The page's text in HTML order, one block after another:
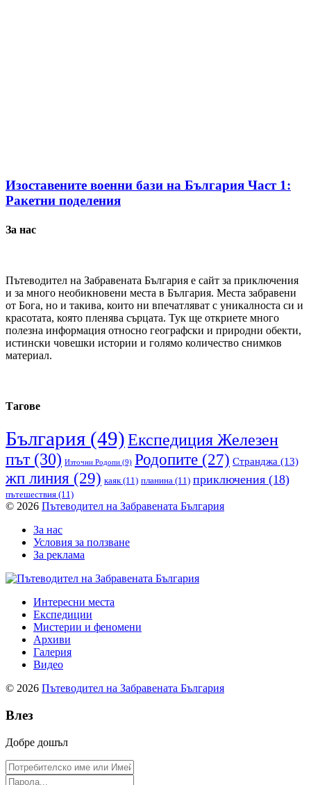
Изоставените военни бази на България Част 1:
Ракетни поделения
За нас
Пътеводител на Забравената България е сайт за приключения
и за много необикновени места в България. Места забравени
от Бога, но и такива, които ни впечатляват с уникалноста си и
красотата, която пленява сърцата. Тук ще откриете много
полезна информация относно географски и природни обекти,
истински човешки истории и голямо количество снимков
материал.
Тагове
България (49)Експедиция Железен
път(30) Източни Родопи (9) Родопите (27) Странджа (13)
жп линия (29) каяк(11) планина (11) приключения (18)
пътешествия (11)
© 2026 Пътеводител на Забравената България
За нас
Условия за ползване
За реклама
Интересни места
Експедиции
Мистерии и феномени
Архиви
Галерия
Видео
© 2026 Пътеводител на Забравената България
Влез
Добре дошъл